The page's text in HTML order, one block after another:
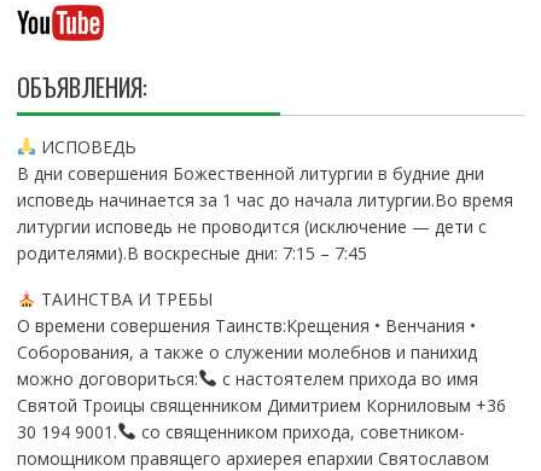
Я
О
З
А
П
И
С
Я
М
ОБЪЯВЛЕНИЯ:
ИСПОВЕДЬ
В дни совершения Божественной литургии в будние дни
исповедь начинается за 1 час до начала литургии.Во время
литургии исповедь не проводится (исключение — дети с
родителями).В воскресные дни: 7:15 – 7:45
ТАИНСТВА И ТРЕБЫ
О времени совершения Таинств:Крещения • Венчания •
Соборования, а также о служении молебнов и панихид
можно договориться:
с настоятелем прихода во имя
Святой Троицы священником Димитрием Корниловым +36
30 194 9001.
со священником прихода, советником-
помощником правящего архиерея епархии Святославом